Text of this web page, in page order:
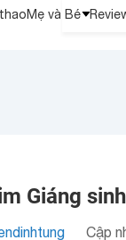
Mẹ và Bé
Giáng
Cập